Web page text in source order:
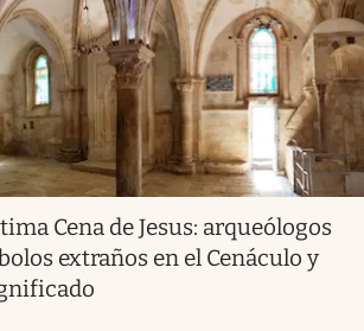
Cena de Jesus: arqueólogos
extraños en el Cenáculo y